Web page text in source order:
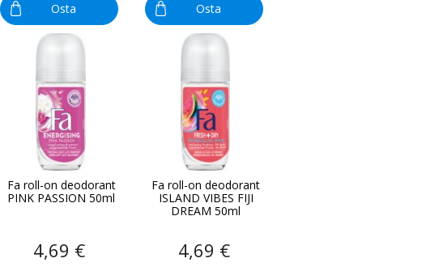
Osta Osta
Fa roll-on deodorant
PINK PASSION 50ml
4,69 €
Fa roll-on deodorant
ISLAND VIBES FIJI
DREAM 50ml
4,69 €